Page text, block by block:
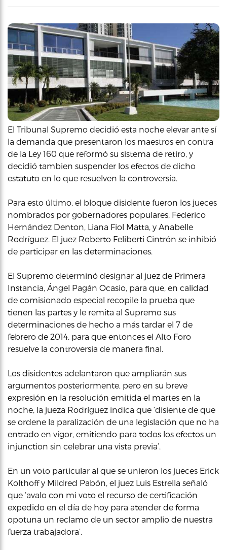
El Tribunal Supremo decidió esta noche elevar ante sí
la demanda que presentaron los maestros en contra
de la Ley 160 que reformó su sistema de retiro, y
decidió tambien suspender los efectos de dicho
estatuto en lo que resuelven la controversia.
Para esto último, el bloque disidente fueron los jueces
nombrados por gobernadores populares, Federico
Hernández Denton, Liana Fiol Matta, y Anabelle
Rodríguez. El juez Roberto Feliberti Cintrón se inhibió
de participar en las determinaciones.
El Supremo determinó designar al juez de Primera
Instancia, Ángel Pagán Ocasio, para que, en calidad
de comisionado especial recopile la prueba que
tienen las partes y le remita al Supremo sus
determinaciones de hecho a más tardar el 7 de
febrero de 2014, para que entonces el Alto Foro
resuelve la controversia de manera final.
Los disidentes adelantaron que ampliarán sus
argumentos posteriormente, pero en su breve
expresión en la resolución emitida el martes en la
noche, la jueza Rodríguez indica que ‘disiente de que
se ordene la paralización de una legislación que no ha
entrado en vigor, emitiendo para todos los efectos un
injunction sin celebrar una vista previa’.
En un voto particular al que se unieron los jueces Erick
Kolthoff y Mildred Pabón, el juez Luis Estrella señaló
que ‘avalo con mi voto el recurso de certificación
expedido en el día de hoy para atender de forma
opotuna un reclamo de un sector amplio de nuestra
fuerza trabajadora’.